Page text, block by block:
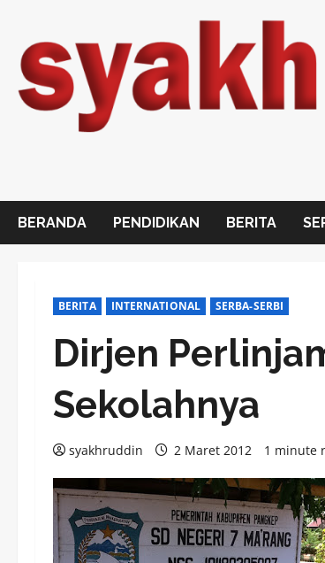
content
BERANDA PENDIDIKAN BERITA
BERITA INTERNATIONAL SERBA-SERBI
Dirjen
Sekolahnya
syakhruddin 2 Maret 2012 1 minute